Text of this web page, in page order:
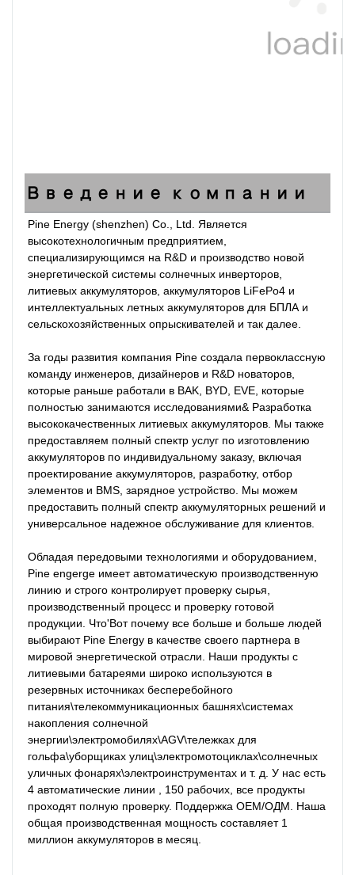
Введение компании
Pine Energy (shenzhen) Co., Ltd. Является
высокотехнологичным предприятием,
специализирующимся на R&D и производство новой
энергетической системы солнечных инверторов,
литиевых аккумуляторов, аккумуляторов LiFePo4 и
интеллектуальных летных аккумуляторов для БПЛА и
сельскохозяйственных опрыскивателей и так далее.
За годы развития компания Pine создала первоклассную
команду инженеров, дизайнеров и R&D новаторов,
которые раньше работали в BAK, BYD, EVE, которые
полностью занимаются исследованиями& Разработка
высококачественных литиевых аккумуляторов. Мы также
предоставляем полный спектр услуг по изготовлению
аккумуляторов по индивидуальному заказу, включая
проектирование аккумуляторов, разработку, отбор
элементов и BMS, зарядное устройство. Мы можем
предоставить полный спектр аккумуляторных решений и
универсальное надежное обслуживание для клиентов.
Обладая передовыми технологиями и оборудованием,
Pine engerge имеет автоматическую производственную
линию и строго контролирует проверку сырья,
производственный процесс и проверку готовой
продукции. Что'Вот почему все больше и больше людей
выбирают Pine Energy в качестве своего партнера в
мировой энергетической отрасли. Наши продукты с
литиевыми батареями широко используются в
резервных источниках бесперебойного
питания\телекоммуникационных башнях\системах
накопления солнечной
энергии\электромобилях\AGV\тележках для
гольфа\уборщиках улиц\электромотоциклах\солнечных
уличных фонарях\электроинструментах и ​​т. д. У нас есть
4 автоматические линии , 150 рабочих, все продукты
проходят полную проверку. Поддержка ОЕМ/ОДМ. Наша
общая производственная мощность составляет 1
миллион аккумуляторов в месяц.